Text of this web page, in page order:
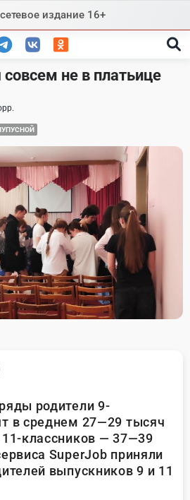
сетевое издание 16+
не в платьице
родители 9-
в среднем 27—29 тысяч
11-классников — 37—39
SuperJob приняли
выпускников 9 и 11